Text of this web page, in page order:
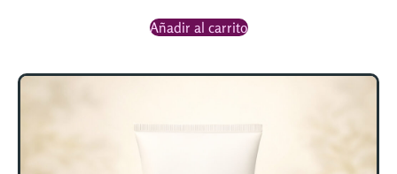
Añadir al carrito